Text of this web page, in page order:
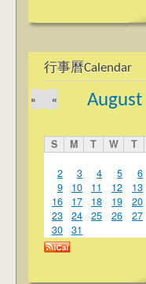
行事曆Calendar
August
«
»
S M T W T
2
3 4 5 6
9
10 11 12 13
16
17 18 19 20
23
24 25 26 27
30
31